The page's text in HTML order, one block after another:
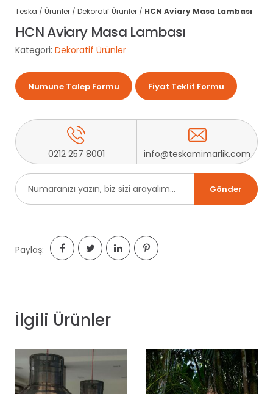
Teska / Ürünler / Dekoratif Ürünler / HCN Aviary Masa Lambası
HCN Aviary Masa Lambası
Kategori: Dekoratif Ürünler
Numune Talep Formu Fiyat Teklif Formu
0212 257 8001 info@teskamimarlik.com
Paylaş:
İlgili Ürünler